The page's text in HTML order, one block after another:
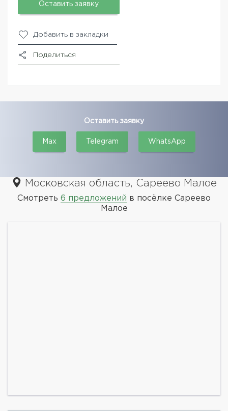
Оставить заявку
Добавить в закладки
Поделиться
Оставить заявку
Max Telegram WhatsApp
Московская область, Сареево Малое
Смотреть 6 предложений в посёлке Сареево
Малое